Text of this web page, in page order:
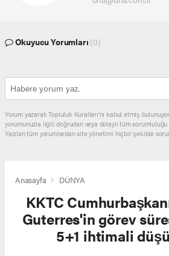
Okuyucu Yorumları (0)
Yorum yazarak Topluluk Kuralları’nı kabul etmiş
yorumunuzla ilgili doğrudan veya dolaylı tüm sorumluluğu
Yazılan tüm yorumlardan site yönetimi hiçbir şekilde
Anasayfa DÜNYA
KKTC
Guterres'in görev
5+1 ihtimali